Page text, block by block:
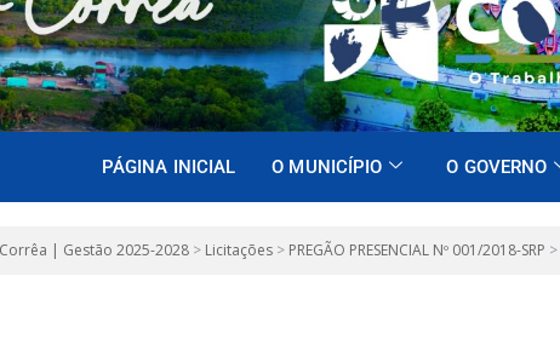
PÁGINA INICIAL O MUNICÍPIO O GOVERNO
| Gestão 2025-2028 > Licitações > PREGÃO PRESENCIAL Nº 001/2018-SRP >